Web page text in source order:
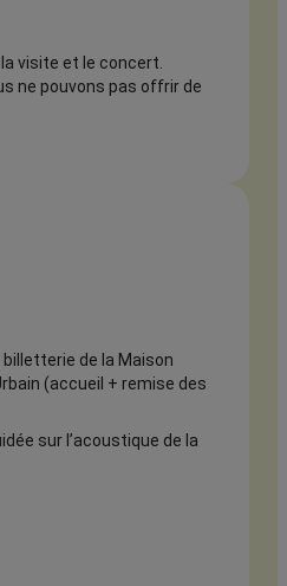
visite et le concert.
ne pouvons pas offrir de
de la Maison
(accueil + remise des
sur l’acoustique de la